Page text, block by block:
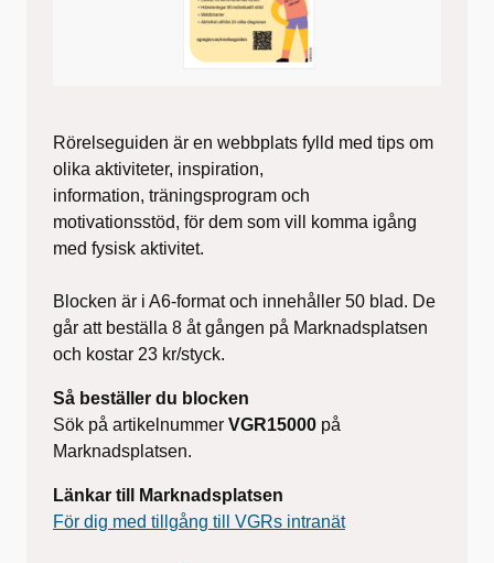
Rörelseguiden är en webbplats fylld med tips om
olika aktiviteter, inspiration,
information, träningsprogram och
motivationsstöd, för dem som vill komma igång
med fysisk aktivitet.
Blocken är i A6-format och innehåller 50 blad. De
går att beställa 8 åt gången på Marknadsplatsen
och kostar 23 kr/styck.
Så beställer du blocken
Sök på artikelnummer VGR15000 på
Marknadsplatsen.
Länkar till Marknadsplatsen
För dig med tillgång till VGRs intranät